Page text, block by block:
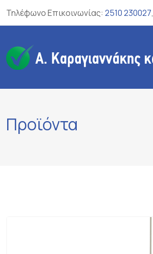
Τηλέφωνο Επικοινωνίας: 2510 230027,
Προϊόντα